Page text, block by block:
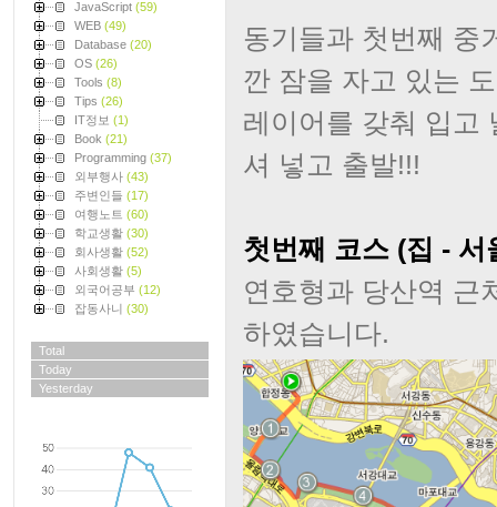
JavaScript (59)
WEB (49)
Database (20)
OS (26)
Tools (8)
Tips (26)
IT정보 (1)
Book (21)
Programming (37)
외부행사 (43)
주변인들 (17)
여행노트 (60)
학교생활 (30)
회사생활 (52)
사회생활 (5)
외국어공부 (12)
잡동사니 (30)
Total
Today
Yesterday
동기들과 첫번째 중
깐 잠을 자고 있는
레이어를 갖춰 입고
셔 넣고 출발!!!
첫번째 코스 (집 -
연호형과 당산역 근
하였습니다.